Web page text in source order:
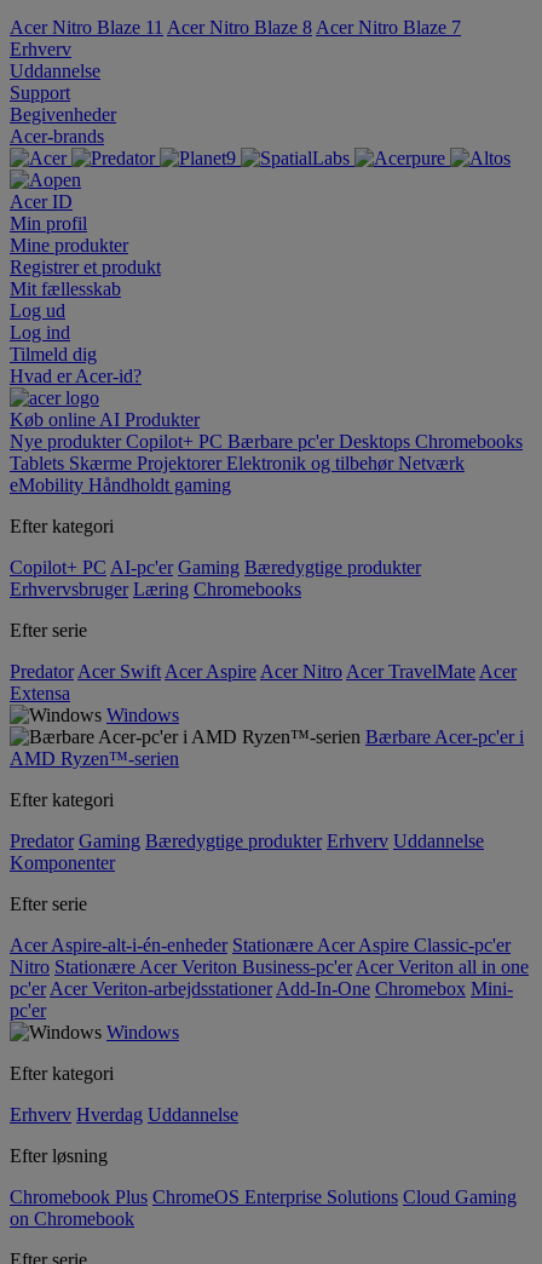
Acer Nitro Blaze 11 Acer Nitro Blaze 8 Acer Nitro Blaze 7
Erhverv
Uddannelse
Support
Begivenheder
Acer-brands
Acer ID
Min profil
Mine produkter
Registrer et produkt
Mit fællesskab
Log ud
Log ind
Tilmeld dig
Hvad er Acer-id?
Køb online AI Produkter
Nye produkterCopilot+ PC Bærbare pc'erDesktops Chromebooks
Tablets Skærme ProjektorerElektronik og tilbehørNetværk
eMobility Håndholdt gaming
Efter kategori
Copilot+ PC AI-pc'er Gaming Bæredygtige produkter
Erhvervsbruger Læring Chromebooks
Efter serie
Predator Acer Swift Acer Aspire Acer Nitro Acer TravelMate Acer
Extensa
Windows
Bærbare Acer-pc'er i
AMD Ryzen™-serien
Efter kategori
Predator Gaming Bæredygtige produkter Erhverv Uddannelse
Komponenter
Efter serie
Acer Aspire-alt-i-én-enheder Stationære Acer Aspire Classic-pc'er
Nitro Stationære Acer Veriton Business-pc'er Acer Veriton all in one
pc'er Acer Veriton-arbejdsstationer Add-In-One Chromebox Mini-
pc'er
Windows
Efter kategori
Erhverv Hverdag Uddannelse
Efter løsning
Chromebook Plus ChromeOS Enterprise Solutions Cloud Gaming
on Chromebook
Efter serie